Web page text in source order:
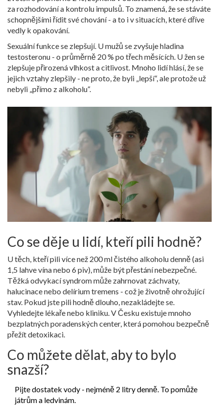
za rozhodování a kontrolu impulsů. To znamená, že se stáváte
schopnějšími řídit své chování - a to i v situacích, které dříve
vedly k opakování.
Sexuální funkce se zlepšují. U mužů se zvyšuje hladina
testosteronu - o průměrně 20 % po třech měsících. U žen se
zlepšuje přirozená vlhkost a citlivost. Mnoho lidí hlásí, že se
jejich vztahy zlepšily - ne proto, že byli „lepší“, ale protože už
nebyli „přímo z alkoholu“.
Co se děje u lidí, kteří pili hodně?
U těch, kteří pili více než 200 ml čistého alkoholu denně (asi
1,5 lahve vína nebo 6 piv), může být přestání nebezpečné.
Těžká odvykací syndrom může zahrnovat záchvaty,
halucinace nebo delírium tremens - což je životně ohrožující
stav. Pokud jste pili hodně dlouho, nezakládejte se.
Vyhledejte lékaře nebo kliniku. V Česku existuje mnoho
bezplatných poradenských center, která pomohou bezpečně
přežít detoxikaci.
Co můžete dělat, aby to bylo
snazší?
Pijte dostatek vody - nejméně 2 litry denně. To pomůže
játrům a ledvinám.